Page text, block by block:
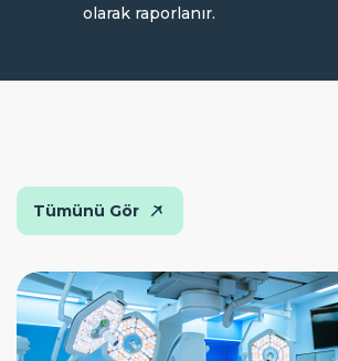
olarak raporlanır.
Tümünü Gör